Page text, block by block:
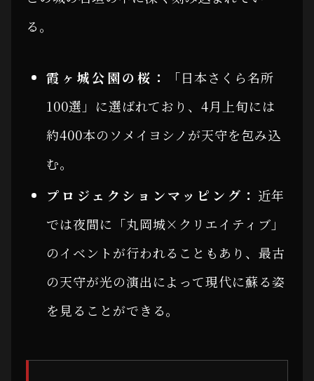
る。
霞ヶ城公園の桜：
「日本さくら名所
100選」に選ばれており、4月上旬には
約400本のソメイヨシノが天守を包み込
む。
プロジェクションマッピング： 近年
では夜間に「丸岡城×クリエイティブ」
のイベントが行われることもあり、最古
の天守が光の演出によって現代に蘇る姿
を見ることができる。